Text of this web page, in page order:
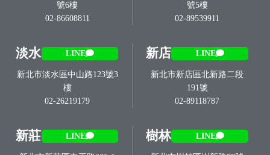
號6樓
02-86608811
號5樓
02-89539911
淡水 LINE
新北市淡水區中山路123號3
樓
02-26219179
新店 LINE
新北市新店區北新路二段
191號
02-89118787
新莊 LINE 樹林 LINE